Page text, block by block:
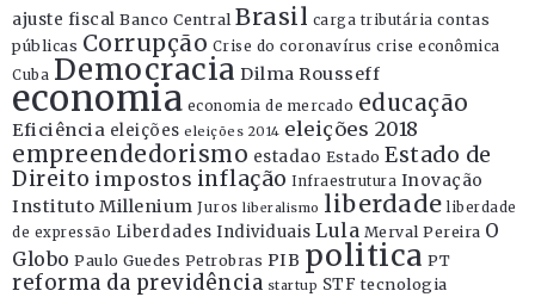
ajuste fiscal Banco Central Brasil carga tributária contas
públicas Corrupção Crise do coronavírus crise econômica
Cuba Democracia Dilma Rousseff
economia economia de mercado educação
Eficiência eleições eleições 2014 eleições 2018
empreendedorismo estadao Estado Estado de
Direito impostos inflação Infraestrutura Inovação
Instituto Millenium Juros liberalismo liberdade liberdade
de expressão Liberdades Individuais Lula Merval Pereira O
Globo Paulo Guedes Petrobras PIB politica PT
reforma da previdência startup STF tecnologia